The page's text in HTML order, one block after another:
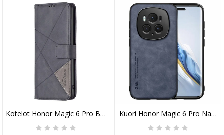
Kotelot Honor Magic 6 Pro Binfen Color Geometrinen Kuvio
Kuori Honor Magic 6 Pro